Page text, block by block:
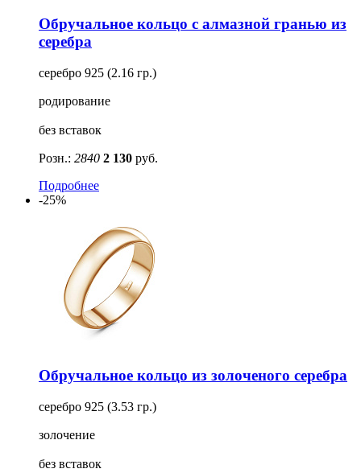
Обручальное кольцо с алмазной гранью из
серебра
серебро 925 (2.16 гр.)
родирование
без вставок
Розн.: 2840 2 130 руб.
Подробнее
-25%
Обручальное кольцо из золоченого серебра
серебро 925 (3.53 гр.)
золочение
без вставок